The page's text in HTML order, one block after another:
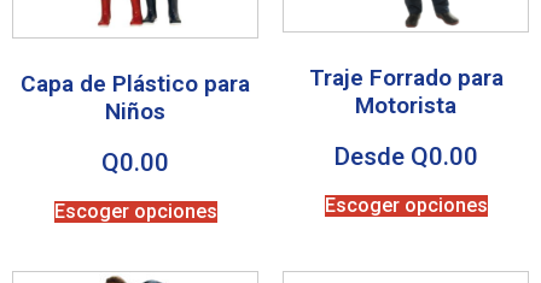
Capa de Plástico para
Niños
Q0.00
Escoger opciones
Traje Forrado para
Motorista
Desde Q0.00
Escoger opciones